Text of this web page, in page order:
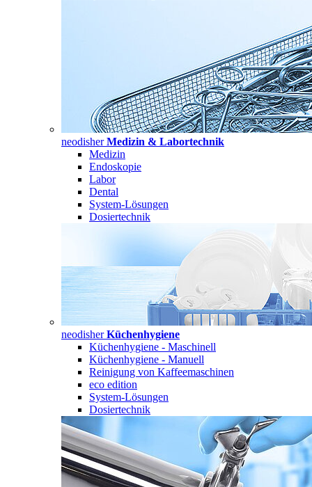
neodisherMedizin & Labortechnik
Medizin
Endoskopie
Labor
Dental
System-Lösungen
Dosiertechnik
neodisherKüchenhygiene
Küchenhygiene - Maschinell
Küchenhygiene - Manuell
Reinigung von Kaffeemaschinen
eco edition
System-Lösungen
Dosiertechnik